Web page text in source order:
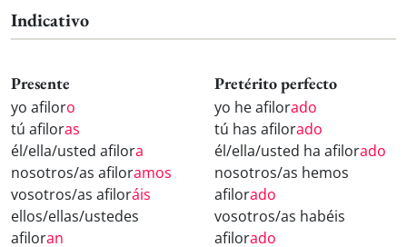
Indicativo
Presente
yo afiloro
tú afiloras
él/ella/usted afilora
nosotros/as afiloramos
vosotros/as afiloráis
ellos/ellas/ustedes
afiloran
Pretérito perfecto
yo he afilorado
tú has afilorado
él/ella/usted ha afilorado
nosotros/as hemos
afilorado
vosotros/as habéis
afilorado